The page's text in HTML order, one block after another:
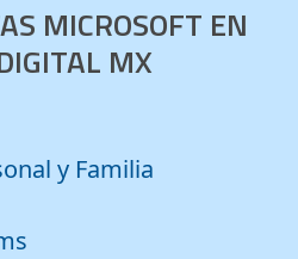
MICROSOFT EN
MX
y Familia